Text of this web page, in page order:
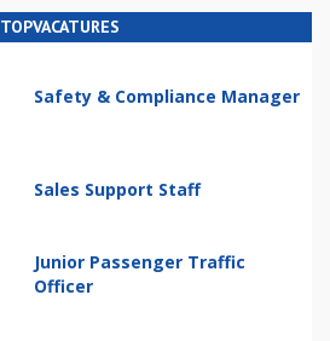
TOPVACATURES
Safety & Compliance Manager
Sales Support Staff
Junior Passenger Traffic
Officer